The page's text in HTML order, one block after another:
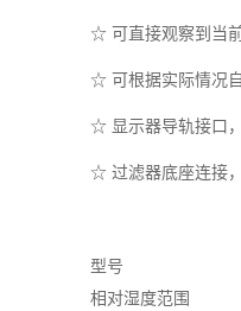
☆ 可直接观察到当
☆ 可根据实际情况
☆ 显示器导轨接口
☆ 过滤器底座连接
型号
相对湿度范围